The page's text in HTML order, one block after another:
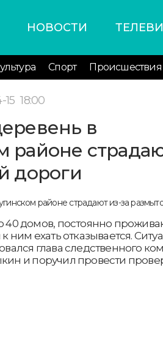
НОВОСТИ
Спорт Происшествия
15 18:00
в
районе
дороги
40 домов, постоянно
ним ехать отказывается.
глава следственного
и поручил провести